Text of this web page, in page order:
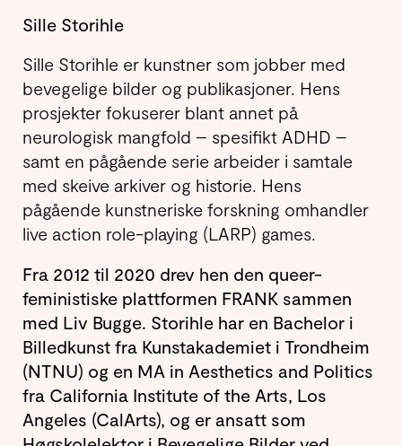
Sille Storihle
Sille Storihle er kunstner som jobber med
bevegelige bilder og publikasjoner. Hens
prosjekter fokuserer blant annet på
neurologisk mangfold – spesifikt ADHD –
samt en pågående serie arbeider i samtale
med skeive arkiver og historie. Hens
pågående kunstneriske forskning omhandler
live action role-playing (LARP) games.
Fra 2012 til 2020 drev hen den queer-
feministiske plattformen FRANK sammen
med Liv Bugge. Storihle har en Bachelor i
Billedkunst fra Kunstakademiet i Trondheim
(NTNU) og en MA in Aesthetics and Politics
fra California Institute of the Arts, Los
Angeles (CalArts), og er ansatt som